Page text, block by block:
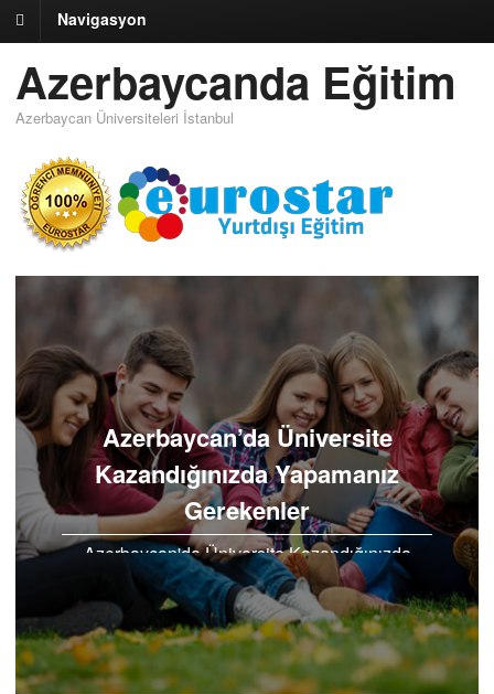
Navigasyon
Azerbaycanda Eğitim
Azerbaycan Üniversiteleri İstanbul
Azerbaycan’da Üniversite
Kazandığınızda Yapamanız
Gerekenler
Azerbaycan'da Üniversite Kazandığınızda
Yapamanız Gerekenler, Azerbaycan tercih
eden öğrencilerimize Azerbaycan
Üniversitelerinin yetki ver...